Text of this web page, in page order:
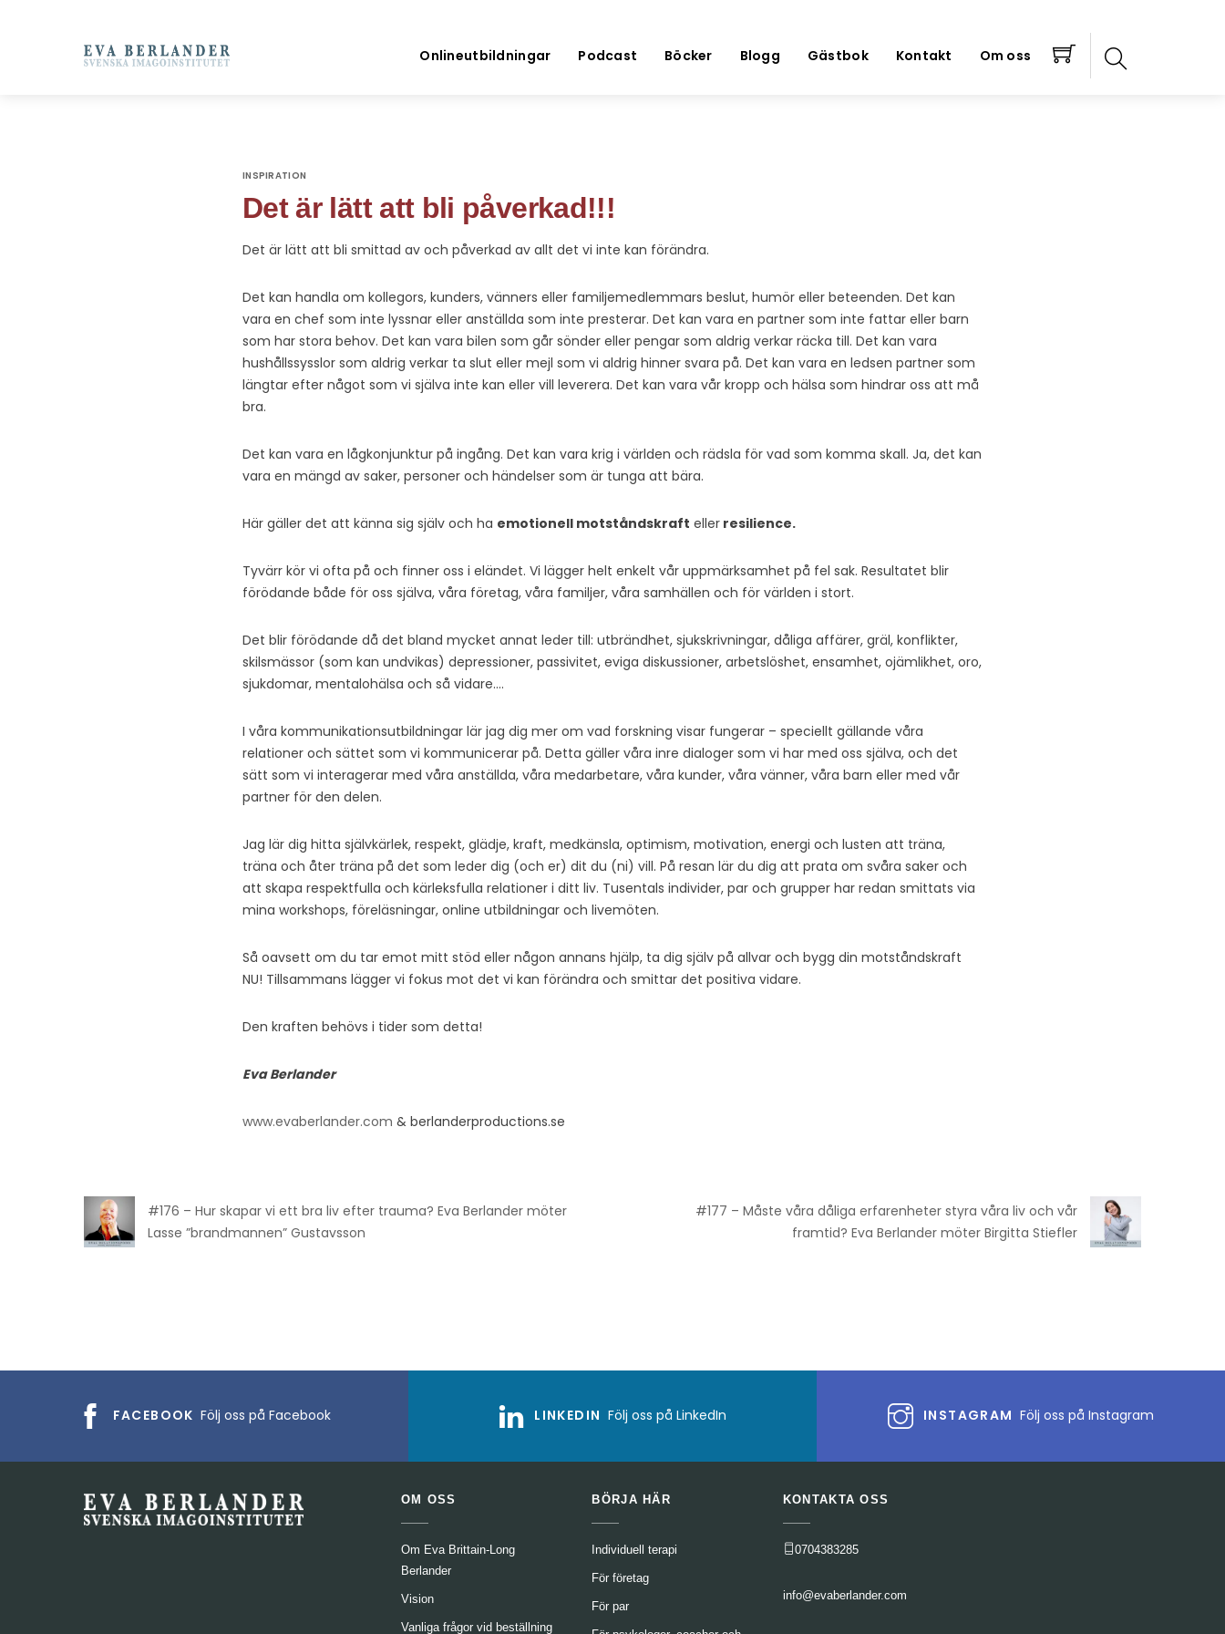
Onlineutbildningar Podcast Böcker Blogg Gästbok Kontakt Om oss
INSPIRATION
Det är lätt att bli påverkad!!!
Det är lätt att bli smittad av och påverkad av allt det vi inte kan förändra.
Det kan handla om kollegors, kunders, vänners eller familjemedlemmars beslut, humör eller beteenden. Det kan
vara en chef som inte lyssnar eller anställda som inte presterar. Det kan vara en partner som inte fattar eller barn
som har stora behov. Det kan vara bilen som går sönder eller pengar som aldrig verkar räcka till. Det kan vara
hushållssysslor som aldrig verkar ta slut eller mejl som vi aldrig hinner svara på. Det kan vara en ledsen partner som
längtar efter något som vi själva inte kan eller vill leverera. Det kan vara vår kropp och hälsa som hindrar oss att må
bra.
Det kan vara en lågkonjunktur på ingång. Det kan vara krig i världen och rädsla för vad som komma skall. Ja, det kan
vara en mängd av saker, personer och händelser som är tunga att bära.
Här gäller det att känna sig själv och ha emotionell motståndskraft eller resilience.
Tyvärr kör vi ofta på och finner oss i eländet. Vi lägger helt enkelt vår uppmärksamhet på fel sak. Resultatet blir
förödande både för oss själva, våra företag, våra familjer, våra samhällen och för världen i stort.
Det blir förödande då det bland mycket annat leder till: utbrändhet, sjukskrivningar, dåliga affärer, gräl, konflikter,
skilsmässor (som kan undvikas) depressioner, passivitet, eviga diskussioner, arbetslöshet, ensamhet, ojämlikhet, oro,
sjukdomar, mentalohälsa och så vidare….
I våra kommunikationsutbildningar lär jag dig mer om vad forskning visar fungerar – speciellt gällande våra
relationer och sättet som vi kommunicerar på. Detta gäller våra inre dialoger som vi har med oss själva, och det
sätt som vi interagerar med våra anställda, våra medarbetare, våra kunder, våra vänner, våra barn eller med vår
partner för den delen.
Jag lär dig hitta självkärlek, respekt, glädje, kraft, medkänsla, optimism, motivation, energi och lusten att träna,
träna och åter träna på det som leder dig (och er) dit du (ni) vill. På resan lär du dig att prata om svåra saker och
att skapa respektfulla och kärleksfulla relationer i ditt liv. Tusentals individer, par och grupper har redan smittats via
mina workshops, föreläsningar, online utbildningar och livemöten.
Så oavsett om du tar emot mitt stöd eller någon annans hjälp, ta dig själv på allvar och bygg din motståndskraft
NU! Tillsammans lägger vi fokus mot det vi kan förändra och smittar det positiva vidare.
Den kraften behövs i tider som detta!
Eva Berlander
www.evaberlander.com & berlanderproductions.se
#176 – Hur skapar vi ett bra liv efter trauma? Eva Berlander möter
Lasse ”brandmannen” Gustavsson
#177 – Måste våra dåliga erfarenheter styra våra liv och vår
framtid? Eva Berlander möter Birgitta Stiefler
FACEBOOK Följ oss på Facebook LINKEDIN Följ oss på LinkedIn INSTAGRAM Följ oss på Instagram
OM OSS
Om Eva Brittain-Long
Berlander
Vision
Vanliga frågor vid beställning
BÖRJA HÄR
Individuell terapi
För företag
För par
KONTAKTA OSS
0704383285
info@evaberlander.com